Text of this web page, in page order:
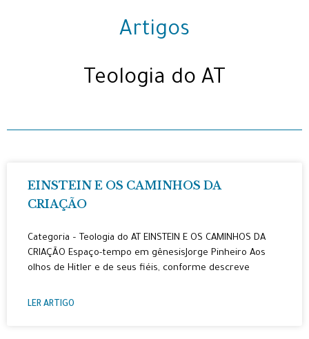
Artigos
Teologia do AT
EINSTEIN E OS CAMINHOS DA
CRIAÇÃO
Categoria – Teologia do AT EINSTEIN E OS CAMINHOS DA
CRIAÇÃO Espaço-tempo em gênesisJorge Pinheiro Aos
olhos de Hitler e de seus fiéis, conforme descreve
LER ARTIGO